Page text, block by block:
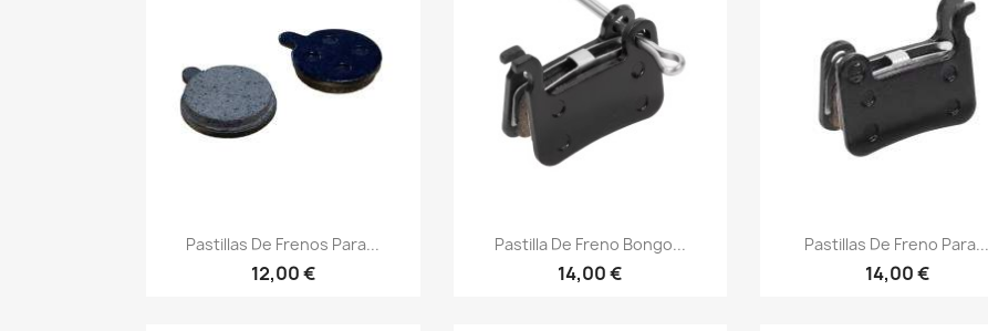
Vista rápida
Pastillas De Frenos Para...
12,00 €
Vista rápida
Pastilla De Freno Bongo...
14,00 €
Vista rápida
Pastillas De Freno Para...
14,00 €